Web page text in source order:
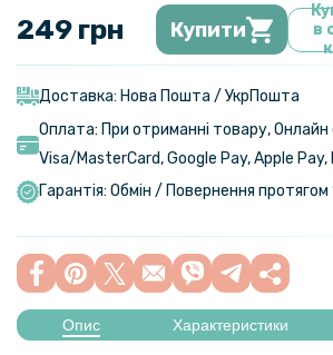
249 грн Купити
в
Доставка: Нова Пошта / УкрПошта
Оплата: При отриманні товару, Онлайн
Visa/MasterСard, Google Pay, Apple
Гарантія: Обмін / Повернення протягом
Опис Характеристики